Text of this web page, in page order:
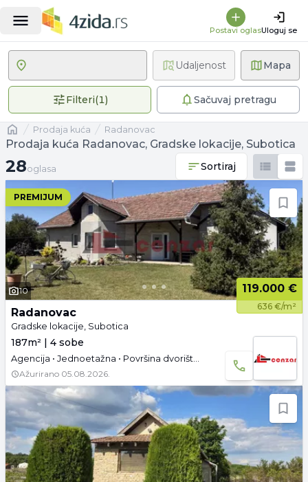
Postavi oglasUloguj se
Mapa
Filteri(1)1 primenjen filterSačuvaj pretragu
Udaljenost
Naslovnaprodaja kuća Radanovac
Prodaja kuća Radanovac, Gradske lokacije, Subotica
28 oglasa
28oglasa Sortiraj
PREMIJUM
10 119.000 €
636 €/m²
Radanovac
Gradske lokacije, Subotica
187m² | 4 sobe
Agencija • Jednoetažna • Površina dvorišta: 73.54 a •
Ažurirano 05.08.2026.